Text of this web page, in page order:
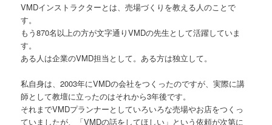
VMDインストラクターとは、売場づくりを教える人のことで
す。
もう870名以上の方が文字通りVMDの先生として活躍していま
す。
ある人は企業のVMD担当として。ある方は独立して。
私自身は、2003年にVMDの会社をつくったのですが、実際に講
師として教壇に立ったのはそれから3年後です。
それまでVMDプランナーとしていろいろな売場やお店をつくっ
ていましたが、「VMDの話をしてほしい」という依頼が次第に